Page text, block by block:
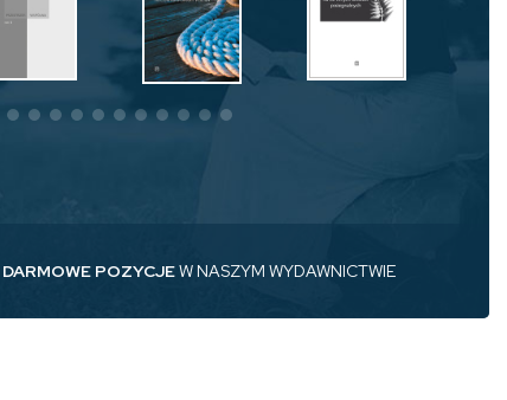
DARMOWE POZYCJEW NASZYM WYDAWNICTWIE